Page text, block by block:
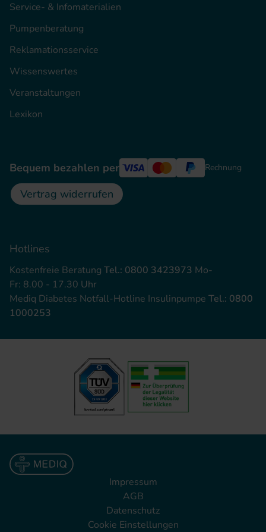
Service- & Infomaterialien
Pumpenberatung
Reklamationsservice
Wissenswertes
Veranstaltungen
Lexikon
Bequem bezahlen per Rechnung
Vertrag widerrufen
Hotlines
Kostenfreie Beratung Tel.: 0800 3423973 Mo-
Fr: 8.00 - 17.30 Uhr
Mediq Diabetes Notfall-Hotline Insulinpumpe Tel.: 0800
1000253
Impressum
AGB
Datenschutz
Cookie Einstellungen